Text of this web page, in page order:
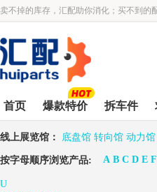
卖不掉的库存，汇配助你消化；买不到的
首页 爆款特价 拆车件
线上展览馆： 底盘馆 转向馆 动力馆
按字母顺序浏览产品: A B C D E F
U